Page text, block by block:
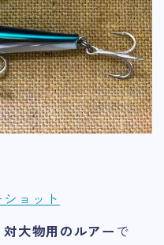
ョット
対大物用のルアー で